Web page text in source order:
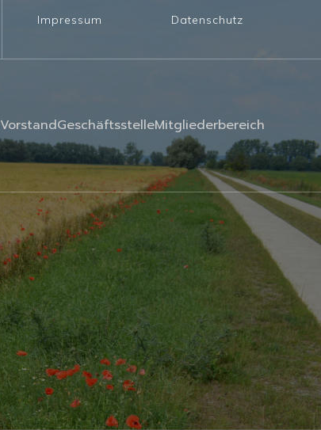
Impressum Datenschutz
VorstandGeschäftsstelleMitgliederbereich